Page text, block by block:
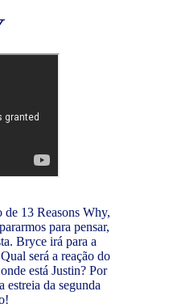
de 13 Reasons Why,
para pensar,
Bryce irá para a
será a reação do
está Justin? Por
estreia da segunda